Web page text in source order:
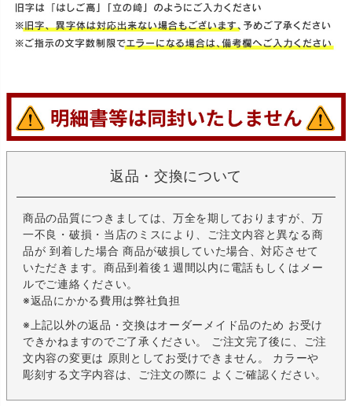
返品・交換について
商品の品質につきましては、万全を期しておりますが、万
一不良・破損・当店のミスにより、ご注文内容と異なる商
品が 到着した場合 商品が破損していた場合、対応させて
いただきます。商品到着後１週間以内に電話もしくはメー
ルでご連絡ください。
※返品にかかる費用は弊社負担
※上記以外の返品・交換はオーダーメイド品のため お受け
できかねますのでご了承ください。 ご注文完了後に、ご注
文内容の変更は 原則としてお受けできません。 カラーや
彫刻する文字内容は、ご注文の際に よくご確認ください。